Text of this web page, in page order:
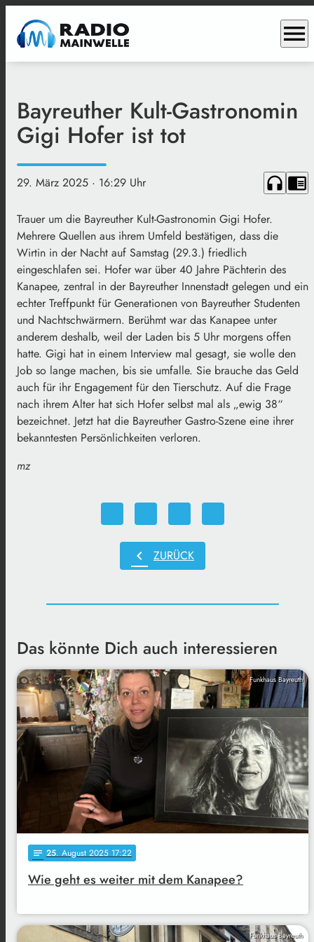
menu
Bayreuther Kult-Gastronomin
Gigi Hofer ist tot
29. März 2025 · 16:29 Uhr headphones chrome_reader_mode
Trauer um die Bayreuther Kult-Gastronomin Gigi Hofer.
Mehrere Quellen aus ihrem Umfeld bestätigen, dass die
Wirtin in der Nacht auf Samstag (29.3.) friedlich
eingeschlafen sei. Hofer war über 40 Jahre Pächterin des
Kanapee, zentral in der Bayreuther Innenstadt gelegen und ein
echter Treffpunkt für Generationen von Bayreuther Studenten
und Nachtschwärmern. Berühmt war das Kanapee unter
anderem deshalb, weil der Laden bis 5 Uhr morgens offen
hatte. Gigi hat in einem Interview mal gesagt, sie wolle den
Job so lange machen, bis sie umfalle. Sie brauche das Geld
auch für ihr Engagement für den Tierschutz. Auf die Frage
nach ihrem Alter hat sich Hofer selbst mal als „ewig 38“
bezeichnet. Jetzt hat die Bayreuther Gastro-Szene eine ihrer
bekanntesten Persönlichkeiten verloren.
mz
chevron_left ZURÜCK
Das könnte Dich auch interessieren
Funkhaus Bayreuth
notes 25. August 2025 17:22
Wie geht es weiter mit dem Kanapee?
Funkhaus Bayreuth